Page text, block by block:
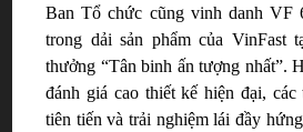
Ban Tổ chức cũng vinh danh VF
trong dải sản phẩm của VinFast
thưởng “Tân binh ấn tượng nhất”.
đánh giá cao thiết kế hiện đại,
tiên tiến và trải nghiệm lái đầy